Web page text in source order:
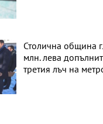
Столична община
млн. лева
третия лъч на